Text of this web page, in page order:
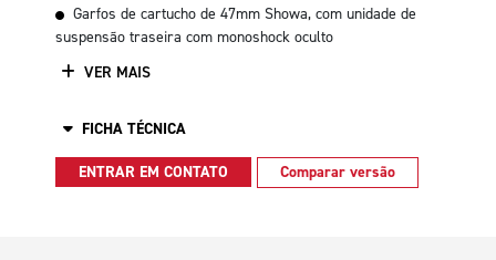
Garfos de cartucho de 47mm Showa, com unidade de
suspensão traseira com monoshock oculto
VER MAIS
FICHA TÉCNICA
ENTRAR EM CONTATO Comparar versão